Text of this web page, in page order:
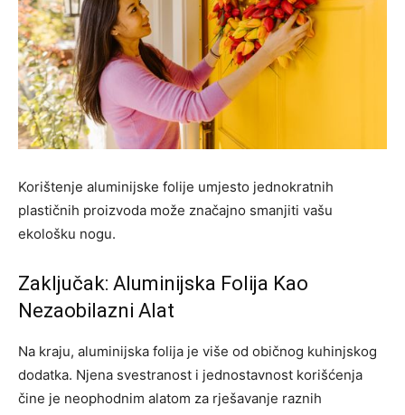
Korištenje aluminijske folije umjesto jednokratnih
plastičnih proizvoda može značajno smanjiti vašu
ekološku nogu.
Zaključak: Aluminijska Folija Kao
Nezaobilazni Alat
Na kraju, aluminijska folija je više od običnog kuhinjskog
dodatka. Njena svestranost i jednostavnost korišćenja
čine je neophodnim alatom za rješavanje raznih